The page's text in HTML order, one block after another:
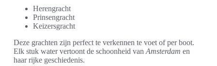
Herengracht
Prinsengracht
Keizersgracht
Deze grachten zijn perfect te verkennen te voet of per boot.
Elk stuk water vertoont de schoonheid van Amsterdam en
haar rijke geschiedenis.